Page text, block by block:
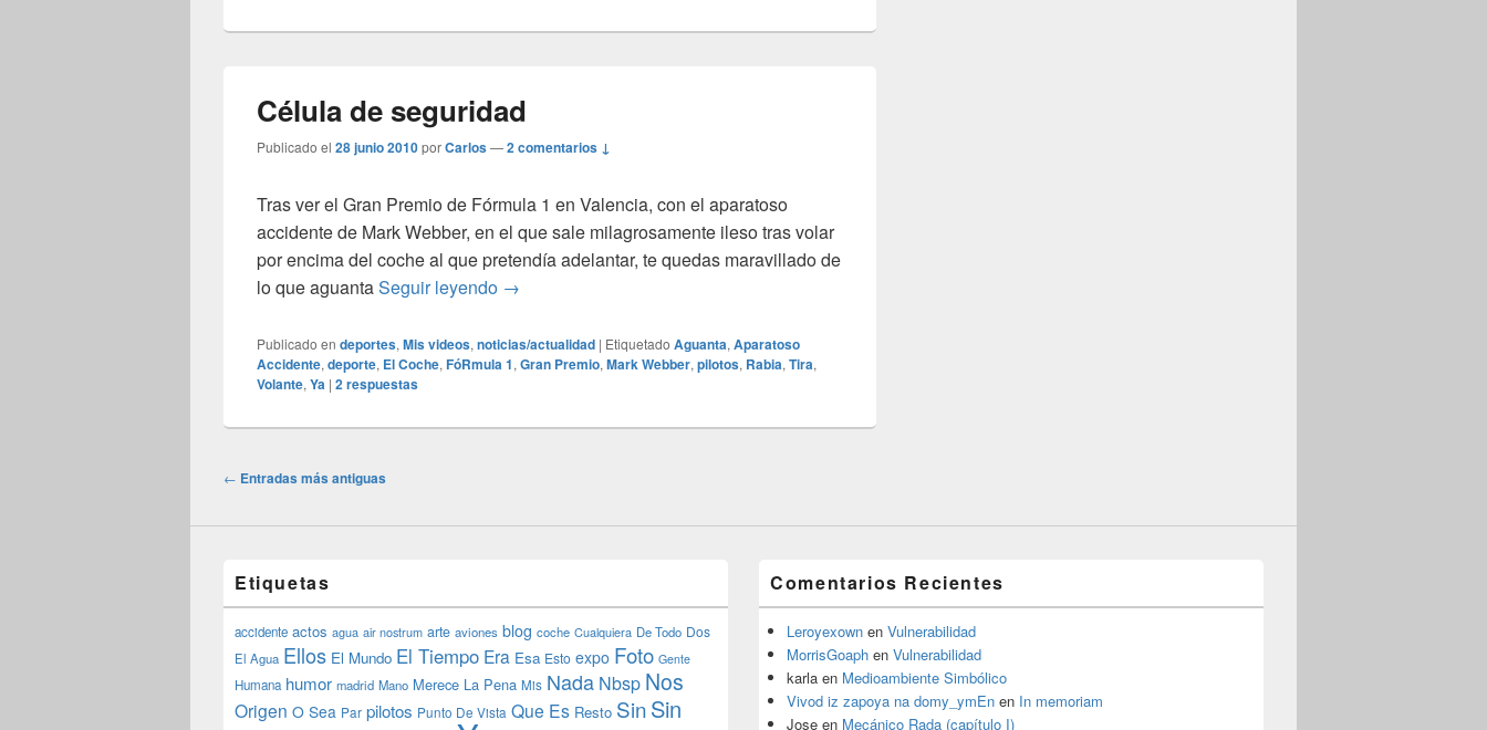
Célula de seguridad
Publicado el 28 junio 2010porCarlos—2 comentarios ↓
Tras ver el Gran Premio de Fórmula 1 en Valencia, con el aparatoso
accidente de Mark Webber, en el que sale milagrosamente ileso tras volar
por encima del coche al que pretendía adelantar, te quedas maravillado de
lo que aguantaSeguir leyendo Célula de seguridad
→
Publicado en deportes, Mis videos, noticias/actualidad | Etiquetado Aguanta, Aparatoso
Accidente, deporte, El Coche, FóRmula 1, Gran Premio, Mark Webber, pilotos, Rabia, Tira,
Volante, Ya | 2respuestas
Navegación
entradas
← Entradas más antiguas
Etiquetas
accidente actos agua air nostrum arte aviones blog coche Cualquiera De Todo Dos
El Agua Ellos El Mundo El Tiempo Era Esa Esto expo Foto Gente
Humana humor madrid Mano Merece La Pena Mis Nada Nbsp Nos
Origen O Sea Par pilotos Punto De Vista Que Es Resto SinSin
Comentarios Recientes
Leroyexown enVulnerabilidad
MorrisGoaph enVulnerabilidad
karla en Medioambiente Simbólico
Vivod iz zapoya na domy_ymEn en In memoriam
Jose en Mecánico Rada (capítulo I)